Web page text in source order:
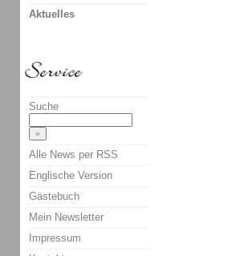
Aktuelles
Suche
Alle News per RSS
Englische Version
Gästebuch
Mein Newsletter
Impressum